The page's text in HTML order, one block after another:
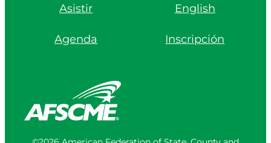
Asistir
Agenda
English
Inscripción